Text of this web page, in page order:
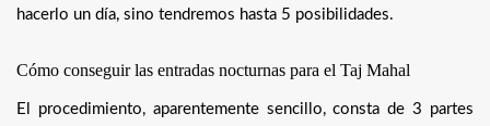
hacerlo un día, sino tendremos hasta 5 posibilidades.
Cómo conseguir las entradas nocturnas para el Taj Mahal
El procedimiento, aparentemente sencillo, consta de 3 partes